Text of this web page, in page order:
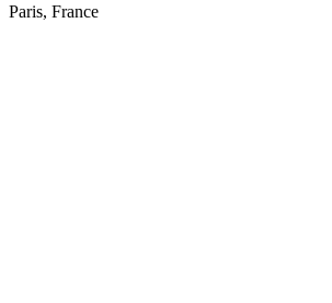
Paris, France